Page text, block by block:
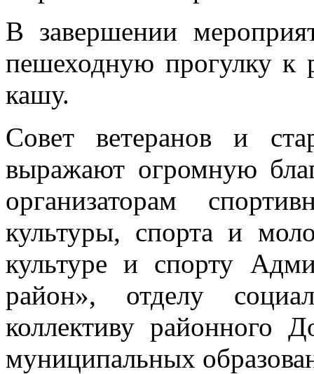
В завершении
пешеходную прогулку к
кашу.
Совет ветеранов и
выражают огромную
организаторам
культуры, спорта и
культуре и спорту
район», отделу
коллективу районного
муниципальных